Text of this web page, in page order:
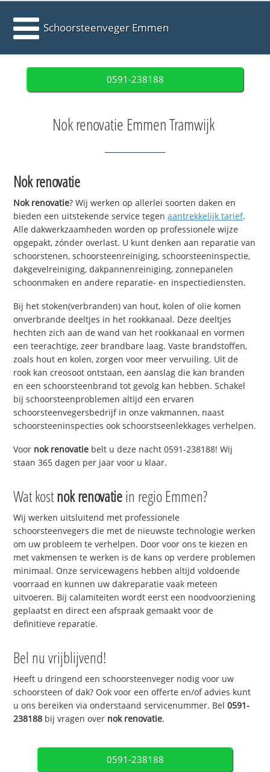
Schoorsteenveger Emmen
0591-238188
Nok renovatie Emmen Tramwijk
Nok renovatie
Nok renovatie? Wij werken op allerlei soorten daken en
bieden een uitstekende service tegenaantrekkelijk tarief.
Alle dakwerkzaamheden worden op professionele wijze
opgepakt, zónder overlast. U kunt denken aan reparatie van
schoorstenen, schoorsteenreiniging, schoorsteeninspectie,
dakgevelreiniging, dakpannenreiniging, zonnepanelen
schoonmaken en andere reparatie- en inspectiediensten.
Bij het stoken(verbranden) van hout, kolen of olie komen
onverbrande deeltjes in het rookkanaal. Deze deeltjes
hechten zich aan de wand van het rookkanaal en vormen
een teerachtige, zeer brandbare laag. Vaste brandstoffen,
zoals hout en kolen, zorgen voor meer vervuiling. Uit de
rook kan creosoot ontstaan, een aanslag die kan branden
en een schoorsteenbrand tot gevolg kan hebben. Schakel
bij schoorsteenproblemen altijd een ervaren
schoorsteenvegersbedrijf in onze vakmannen, naast
schoorsteeninspecties ook schoorstseenlekkages verhelpen.
Voor nok renovatie belt u deze nacht 0591-238188! Wij
staan 365 dagen per jaar voor u klaar.
Wat kostnok renovatiein regio Emmen?
Wij werken uitsluitend met professionele
schoorsteenvegers die met de nieuwste technologie werken
om uw probleem te verhelpen. Door voor ons te kiezen en
met vakmensen te werken is de kans op verdere problemen
minimaal. Onze servicewagens hebben altijd voldoende
voorraad en kunnen uw dakreparatie vaak meteen
uitvoeren. Bij calamiteiten wordt eerst een noodvoorziening
geplaatst en direct een afspraak gemaakt voor de
definitieve reparatie.
Bel nu vrijblijvend!
Heeft u dringend een schoorsteenveger nodig voor uw
schoorsteen of dak? Ook voor een offerte en/of advies kunt
u ons bereiken via onderstaand servicenummer. Bel0591-
238188 bij vragen over nok renovatie.
0591-238188